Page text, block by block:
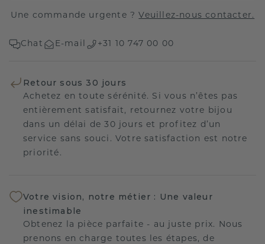
Une commande urgente ?Veuillez-nous contacter.
Chat E-mail +31 10 747 00 00
Retour sous 30 jours
Achetez en toute sérénité. Si vous n’êtes pas
entièrement satisfait, retournez votre bijou
dans un délai de 30 jours et profitez d’un
service sans souci. Votre satisfaction est notre
priorité.
Votre vision, notre métier : Une valeur
inestimable
Obtenez la pièce parfaite - au juste prix. Nous
prenons en charge toutes les étapes, de